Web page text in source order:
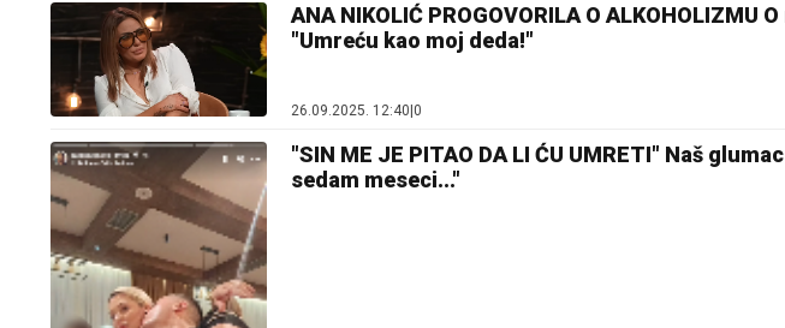
ANA NIKOLIĆ PROGOVORILA O
"Umreću kao moj deda!"
26.09.2025. 12:40|0
"SIN ME JE PITAO DA LI ĆU UMRETI" Naš
sedam meseci..."